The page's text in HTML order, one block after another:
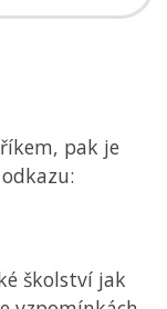
pak je
školství jak